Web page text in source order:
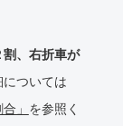
、右折車が
ついては
」 を参照く